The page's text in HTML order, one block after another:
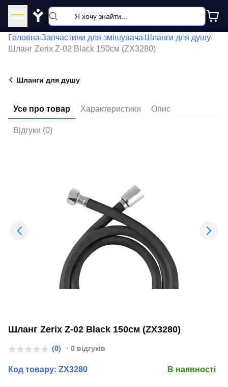
Y
Головна/Запчастини для змішувача/ Шланги для душу/
Шланг Zerix Z-02 Black 150см (ZX3280)
Шланги для душу
Усе про товар Характеристики Опис
Відгуки (0)
Шланг Zerix Z-02 Black 150см (ZX3280)
(0) · 0 відгуків
Код товару: ZX3280 В наявності